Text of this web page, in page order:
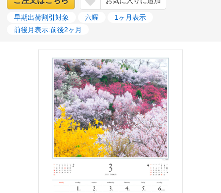
早期出荷割引対象 六曜
1ヶ月表示
前後月表示:前後2ヶ月